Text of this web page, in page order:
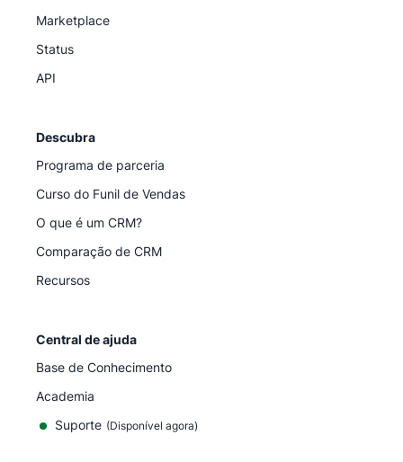
Marketplace
Status
API
Descubra
Programa de parceria
Curso do Funil de Vendas
O que é um CRM?
Comparação de CRM
Recursos
Central de ajuda
Base de Conhecimento
Academia
Suporte (Disponível agora)